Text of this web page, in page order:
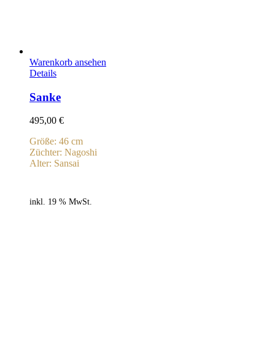
Warenkorb ansehen
Details
Sanke
495,00 €
Größe: 46 cm
Züchter: Nagoshi
Alter: Sansai
inkl. 19 % MwSt.